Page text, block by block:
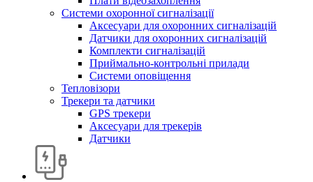
Системи охоронної сигналізації
Аксесуари для охоронних сигналізацій
Датчики для охоронних сигналізацій
Комплекти сигналізацій
Приймально-контрольні прилади
Системи оповіщення
Тепловізори
Трекери та датчики
GPS трекери
Аксесуари для трекерів
Датчики